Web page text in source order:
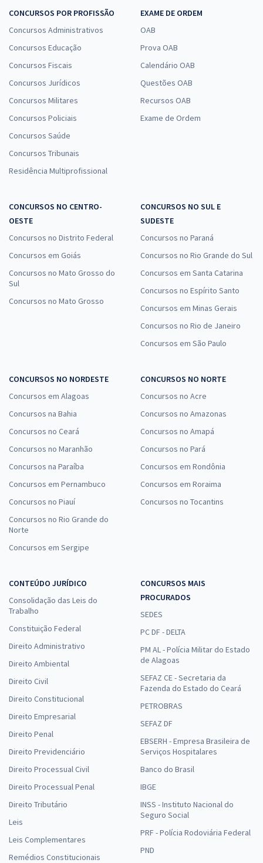
CONCURSOS POR PROFISSÃO
Concursos Administrativos
Concursos Educação
Concursos Fiscais
Concursos Jurídicos
Concursos Militares
Concursos Policiais
Concursos Saúde
Concursos Tribunais
Residência Multiprofissional
EXAME DE ORDEM
OAB
Prova OAB
Calendário OAB
Questões OAB
Recursos OAB
Exame de Ordem
CONCURSOS NO CENTRO-
OESTE
Concursos no Distrito Federal
Concursos em Goiás
Concursos no Mato Grosso do
Sul
Concursos no Mato Grosso
CONCURSOS NO SUL E
SUDESTE
Concursos no Paraná
Concursos no Rio Grande do Sul
Concursos em Santa Catarina
Concursos no Espírito Santo
Concursos em Minas Gerais
Concursos no Rio de Janeiro
Concursos em São Paulo
CONCURSOS NO NORDESTE
Concursos em Alagoas
Concursos na Bahia
Concursos no Ceará
Concursos no Maranhão
Concursos na Paraíba
Concursos em Pernambuco
Concursos no Piauí
Concursos no Rio Grande do
Norte
Concursos em Sergipe
CONCURSOS NO NORTE
Concursos no Acre
Concursos no Amazonas
Concursos no Amapá
Concursos no Pará
Concursos em Rondônia
Concursos em Roraima
Concursos no Tocantins
CONTEÚDO JURÍDICO
Consolidação das Leis do
Trabalho
Constituição Federal
Direito Administrativo
Direito Ambiental
Direito Civil
Direito Constitucional
Direito Empresarial
Direito Penal
Direito Previdenciário
Direito Processual Civil
Direito Processual Penal
Direito Tributário
Leis
Leis Complementares
Remédios Constitucionais
CONCURSOS MAIS
PROCURADOS
SEDES
PC DF - DELTA
PM AL - Polícia Militar do Estado
de Alagoas
SEFAZ CE - Secretaria da
Fazenda do Estado do Ceará
PETROBRAS
SEFAZ DF
EBSERH - Empresa Brasileira de
Serviços Hospitalares
Banco do Brasil
IBGE
INSS - Instituto Nacional do
Seguro Social
PRF - Polícia Rodoviária Federal
PND